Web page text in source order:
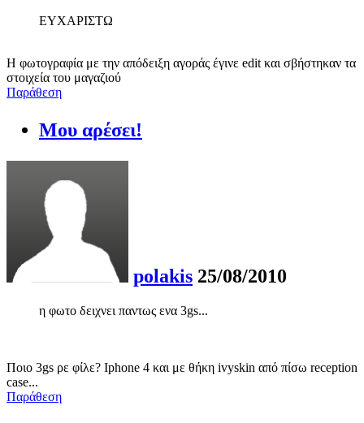
ΕΥΧΑΡΙΣΤΩ
Η φωτογραφία με την απόδειξη αγοράς έγινε edit και σβήστηκαν τα
στοιχεία του μαγαζιού
Παράθεση
Μου αρέσει!
polakis 25/08/2010
η φωτο δειχνει παντως ενα 3gs...
Ποιo 3gs ρε φίλε? Ιphone 4 και με θήκη ivyskin από πίσω reception
case...
Παράθεση